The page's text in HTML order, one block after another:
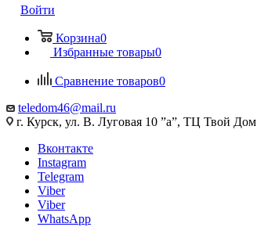
Войти
Корзина0
Избранные товары0
Сравнение товаров0
teledom46@mail.ru
г. Курск, ул. В. Луговая 10 ”а”, ТЦ Твой Дом
Вконтакте
Instagram
Telegram
Viber
Viber
WhatsApp